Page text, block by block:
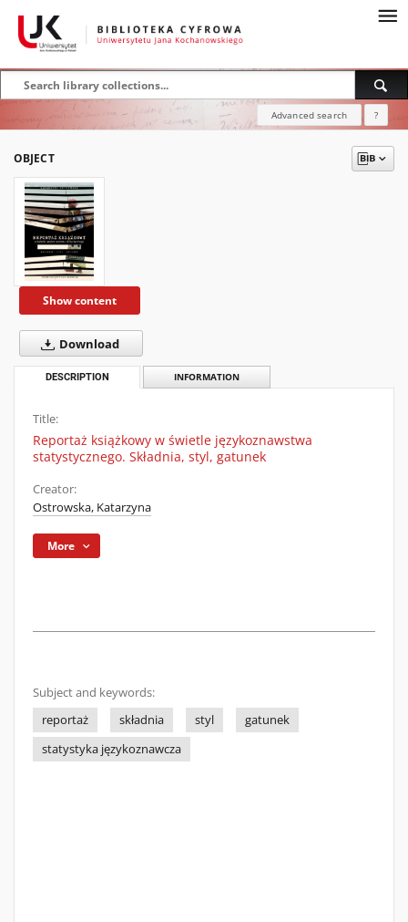
Advanced search ?
OBJECT
Show content
Download
DESCRIPTION INFORMATION
Title:
Reportaż książkowy w świetle językoznawstwa
statystycznego. Składnia, styl, gatunek
Creator:
Ostrowska, Katarzyna
More
Subject and keywords:
reportaż
składnia styl
gatunek
statystyka językoznawcza